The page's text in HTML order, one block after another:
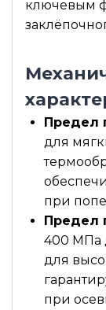
ключевым
Предел
для
при
Предел
400 МПа
для
при